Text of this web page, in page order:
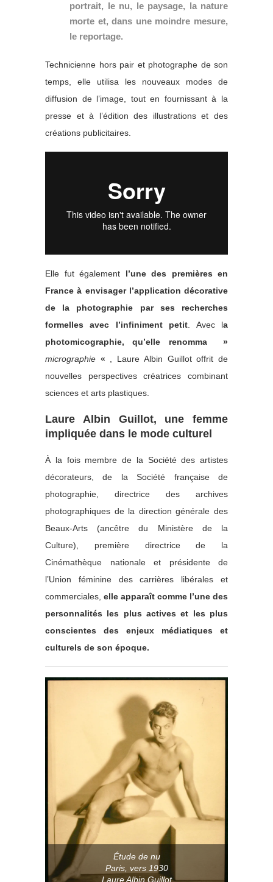
portrait, le nu, le paysage, la nature
morte et, dans une moindre mesure,
le reportage.
Technicienne hors pair et photographe de son
temps, elle utilisa les nouveaux modes de
diffusion de l’image, tout en fournissant à la
presse et à l’édition des illustrations et des
créations publicitaires.
Elle fut également l’une des premières en
France à envisager l’application décorative
de la photographie par ses recherches
formelles avec l’infiniment petit . Avec la
photomicographie, qu’elle renomma »
micrographie «
, Laure Albin Guillot offrit de
nouvelles perspectives créatrices combinant
sciences et arts plastiques.
Laure Albin Guillot, une femme
impliquée dans le mode culturel
À la fois membre de la Société des artistes
décorateurs, de la Société française de
photographie, directrice des archives
photographiques de la direction générale des
Beaux-Arts (ancêtre du Ministère de la
Culture), première directrice de la
Cinémathèque nationale et présidente de
l’Union féminine des carrières libérales et
commerciales, elle apparaît comme l’une des
personnalités les plus actives et les plus
conscientes des enjeux médiatiques et
culturels de son époque.
Étude de nu
Paris, vers 1930
Laure Albin Guillot